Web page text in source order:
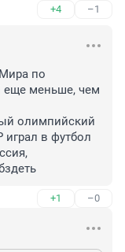
+4 –1
по
меньше, чем
олимпийский
в футбол
+1 –0